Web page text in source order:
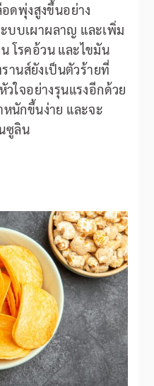
อดพุ่งสูงขึ้นอย่าง
บบเผาผลาญ และเพิ่ม
โรคอ้วน และไขมัน
นส์ยังเป็นตัวร้ายที่
ใจอย่างรุนแรงอีกด้วย
นักขึ้นง่าย และจะ
ซูลิน